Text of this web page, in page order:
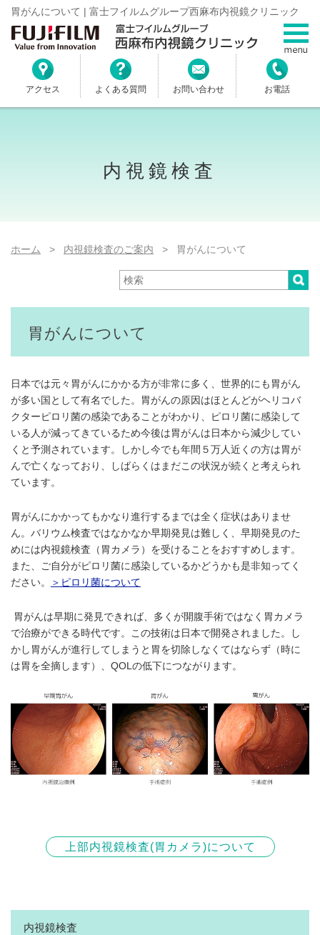
胃がんについて | 富士フイルムグループ西麻布内視鏡クリニック
アクセス よくある質問 お問い合わせ お電話
内視鏡検査
ホーム > 内視鏡検査のご案内 > 胃がんについて
胃がんについて
日本では元々胃がんにかかる方が非常に多く、世界的にも胃がん
が多い国として有名でした。胃がんの原因はほとんどがヘリコバ
クターピロリ菌の感染であることがわかり、ピロリ菌に感染して
いる人が減ってきているため今後は胃がんは日本から減少してい
くと予測されています。しかし今でも年間５万人近くの方は胃が
んで亡くなっており、しばらくはまだこの状況が続くと考えられ
ています。
胃がんにかかってもかなり進行するまでは全く症状はありませ
ん。バリウム検査ではなかなか早期発見は難しく、早期発見のた
めには内視鏡検査（胃カメラ）を受けることをおすすめします。
また、ご自分がピロリ菌に感染しているかどうかも是非知ってく
ださい。
＞ピロリ菌について
胃がんは早期に発見できれば、多くが開腹手術ではなく胃カメラ
で治療ができる時代です。この技術は日本で開発されました。し
かし胃がんが進行してしまうと胃を切除しなくてはならず（時に
は胃を全摘します）、QOLの低下につながります。
上部内視鏡検査(胃カメラ)について
内視鏡検査